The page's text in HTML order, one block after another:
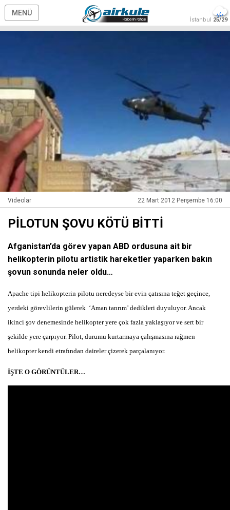
MENÜ
İstanbul 25/29
Videolar 22 Mart 2012 Perşembe 16:00
PİLOTUN ŞOVU KÖTÜ BİTTİ
Afganistan’da görev yapan ABD ordusuna ait bir
helikopterin pilotu artistik hareketler yaparken bakın
şovun sonunda neler oldu…
Apache tipi helikopterin pilotu neredeyse bir evin çatısına teğet geçince,
yerdeki görevlilerin gülerek ‘Aman tanrım’ dedikleri duyuluyor. Ancak
ikinci şov denemesinde helikopter yere çok fazla yaklaşıyor ve sert bir
şekilde yere çarpıyor. Pilot, durumu kurtarmaya çalışmasına rağmen
helikopter kendi etrafından daireler çizerek parçalanıyor.
İŞTE O GÖRÜNTÜLER…